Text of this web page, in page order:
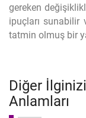
gereken
ipuçları
tatmin olmuş bir
Diğer
Anlamları